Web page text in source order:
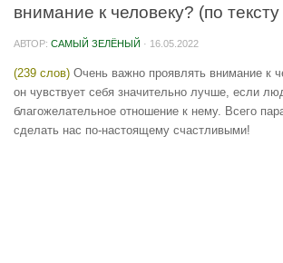
внимание к человеку? (по
АВТОР: САМЫЙ ЗЕЛЁНЫЙ · 16.05.2022
(239 слов) Очень важно проявлять внимание к
он чувствует себя значительно лучше, если
благожелательное отношение к нему. Всего
сделать нас по-настоящему счастливыми!